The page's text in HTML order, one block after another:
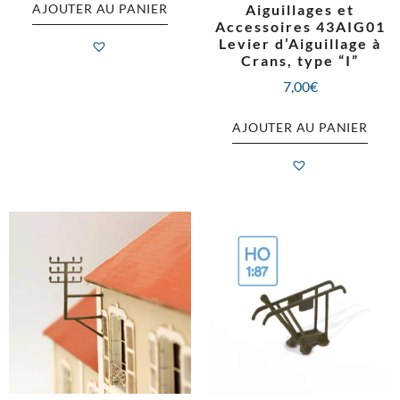
AJOUTER AU PANIER
Aiguillages et
Accessoires 43AIG01
Levier d’Aiguillage à
Crans, type “I”
7,00€
AJOUTER AU PANIER